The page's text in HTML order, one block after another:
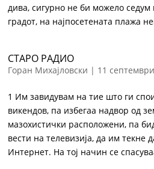
дива, сигурно не би можело
градот, на најпосетената плажа
СТАРО РАДИО
Горан Михајловски | 11
1 Им завидувам на тие што ги
викендов, па избегаа надвор од
мазохистички расположени, па
вести на телевизија, да им текне
Интернет. На тој начин се